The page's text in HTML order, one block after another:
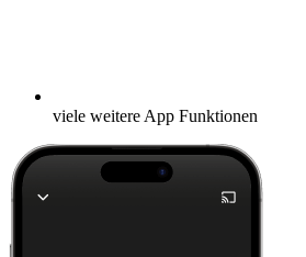
viele weitere App Funktionen